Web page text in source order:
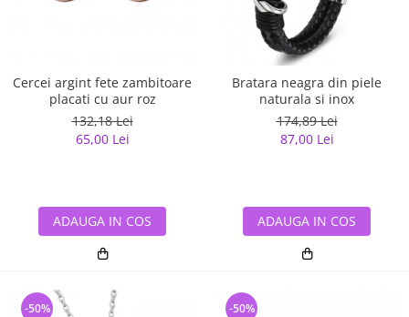
Cercei argint fete zambitoare
placati cu aur roz
132,18 Lei
65,00 Lei
ADAUGA IN COS
Bratara neagra din piele
naturala si inox
174,89 Lei
87,00 Lei
ADAUGA IN COS
-50% -50%